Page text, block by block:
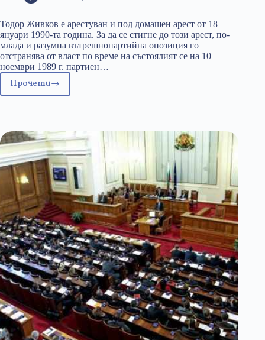
Тодор Живков е арестуван и под домашен арест от 18
януари 1990-та година. За да се стигне до този арест, по-
млада и разумна вътрешнопартийна опозиция го
отстранява от власт по време на състоялият се на 10
ноември 1989 г. партиен…
ПрочетиНеизбежният